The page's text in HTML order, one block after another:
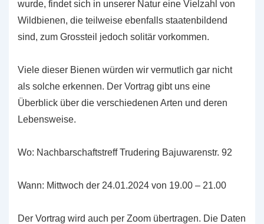
wurde, findet sich in unserer Natur eine Vielzahl von
Wildbienen, die teilweise ebenfalls staatenbildend
sind, zum Grossteil jedoch solitär vorkommen.
Viele dieser Bienen würden wir vermutlich gar nicht
als solche erkennen. Der Vortrag gibt uns eine
Überblick über die verschiedenen Arten und deren
Lebensweise.
Wo: Nachbarschaftstreff Trudering Bajuwarenstr. 92
Wann: Mittwoch der 24.01.2024 von 19.00 – 21.00
Der Vortrag wird auch per Zoom übertragen. Die Daten